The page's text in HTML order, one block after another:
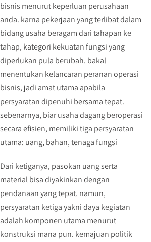
bisnis menurut keperluan perusahaan
anda. karna pekerjaan yang terlibat dalam
bidang usaha beragam dari tahapan ke
tahap, kategori kekuatan fungsi yang
diperlukan pula berubah. bakal
menentukan kelancaran peranan operasi
bisnis, jadi amat utama apabila
persyaratan dipenuhi bersama tepat.
sebenarnya, biar usaha dagang beroperasi
secara efisien, memiliki tiga persyaratan
utama: uang, bahan, tenaga fungsi
Dari ketiganya, pasokan uang serta
material bisa diyakinkan dengan
pendanaan yang tepat. namun,
persyaratan ketiga yakni daya kegiatan
adalah komponen utama menurut
konstruksi mana pun. kemajuan politik